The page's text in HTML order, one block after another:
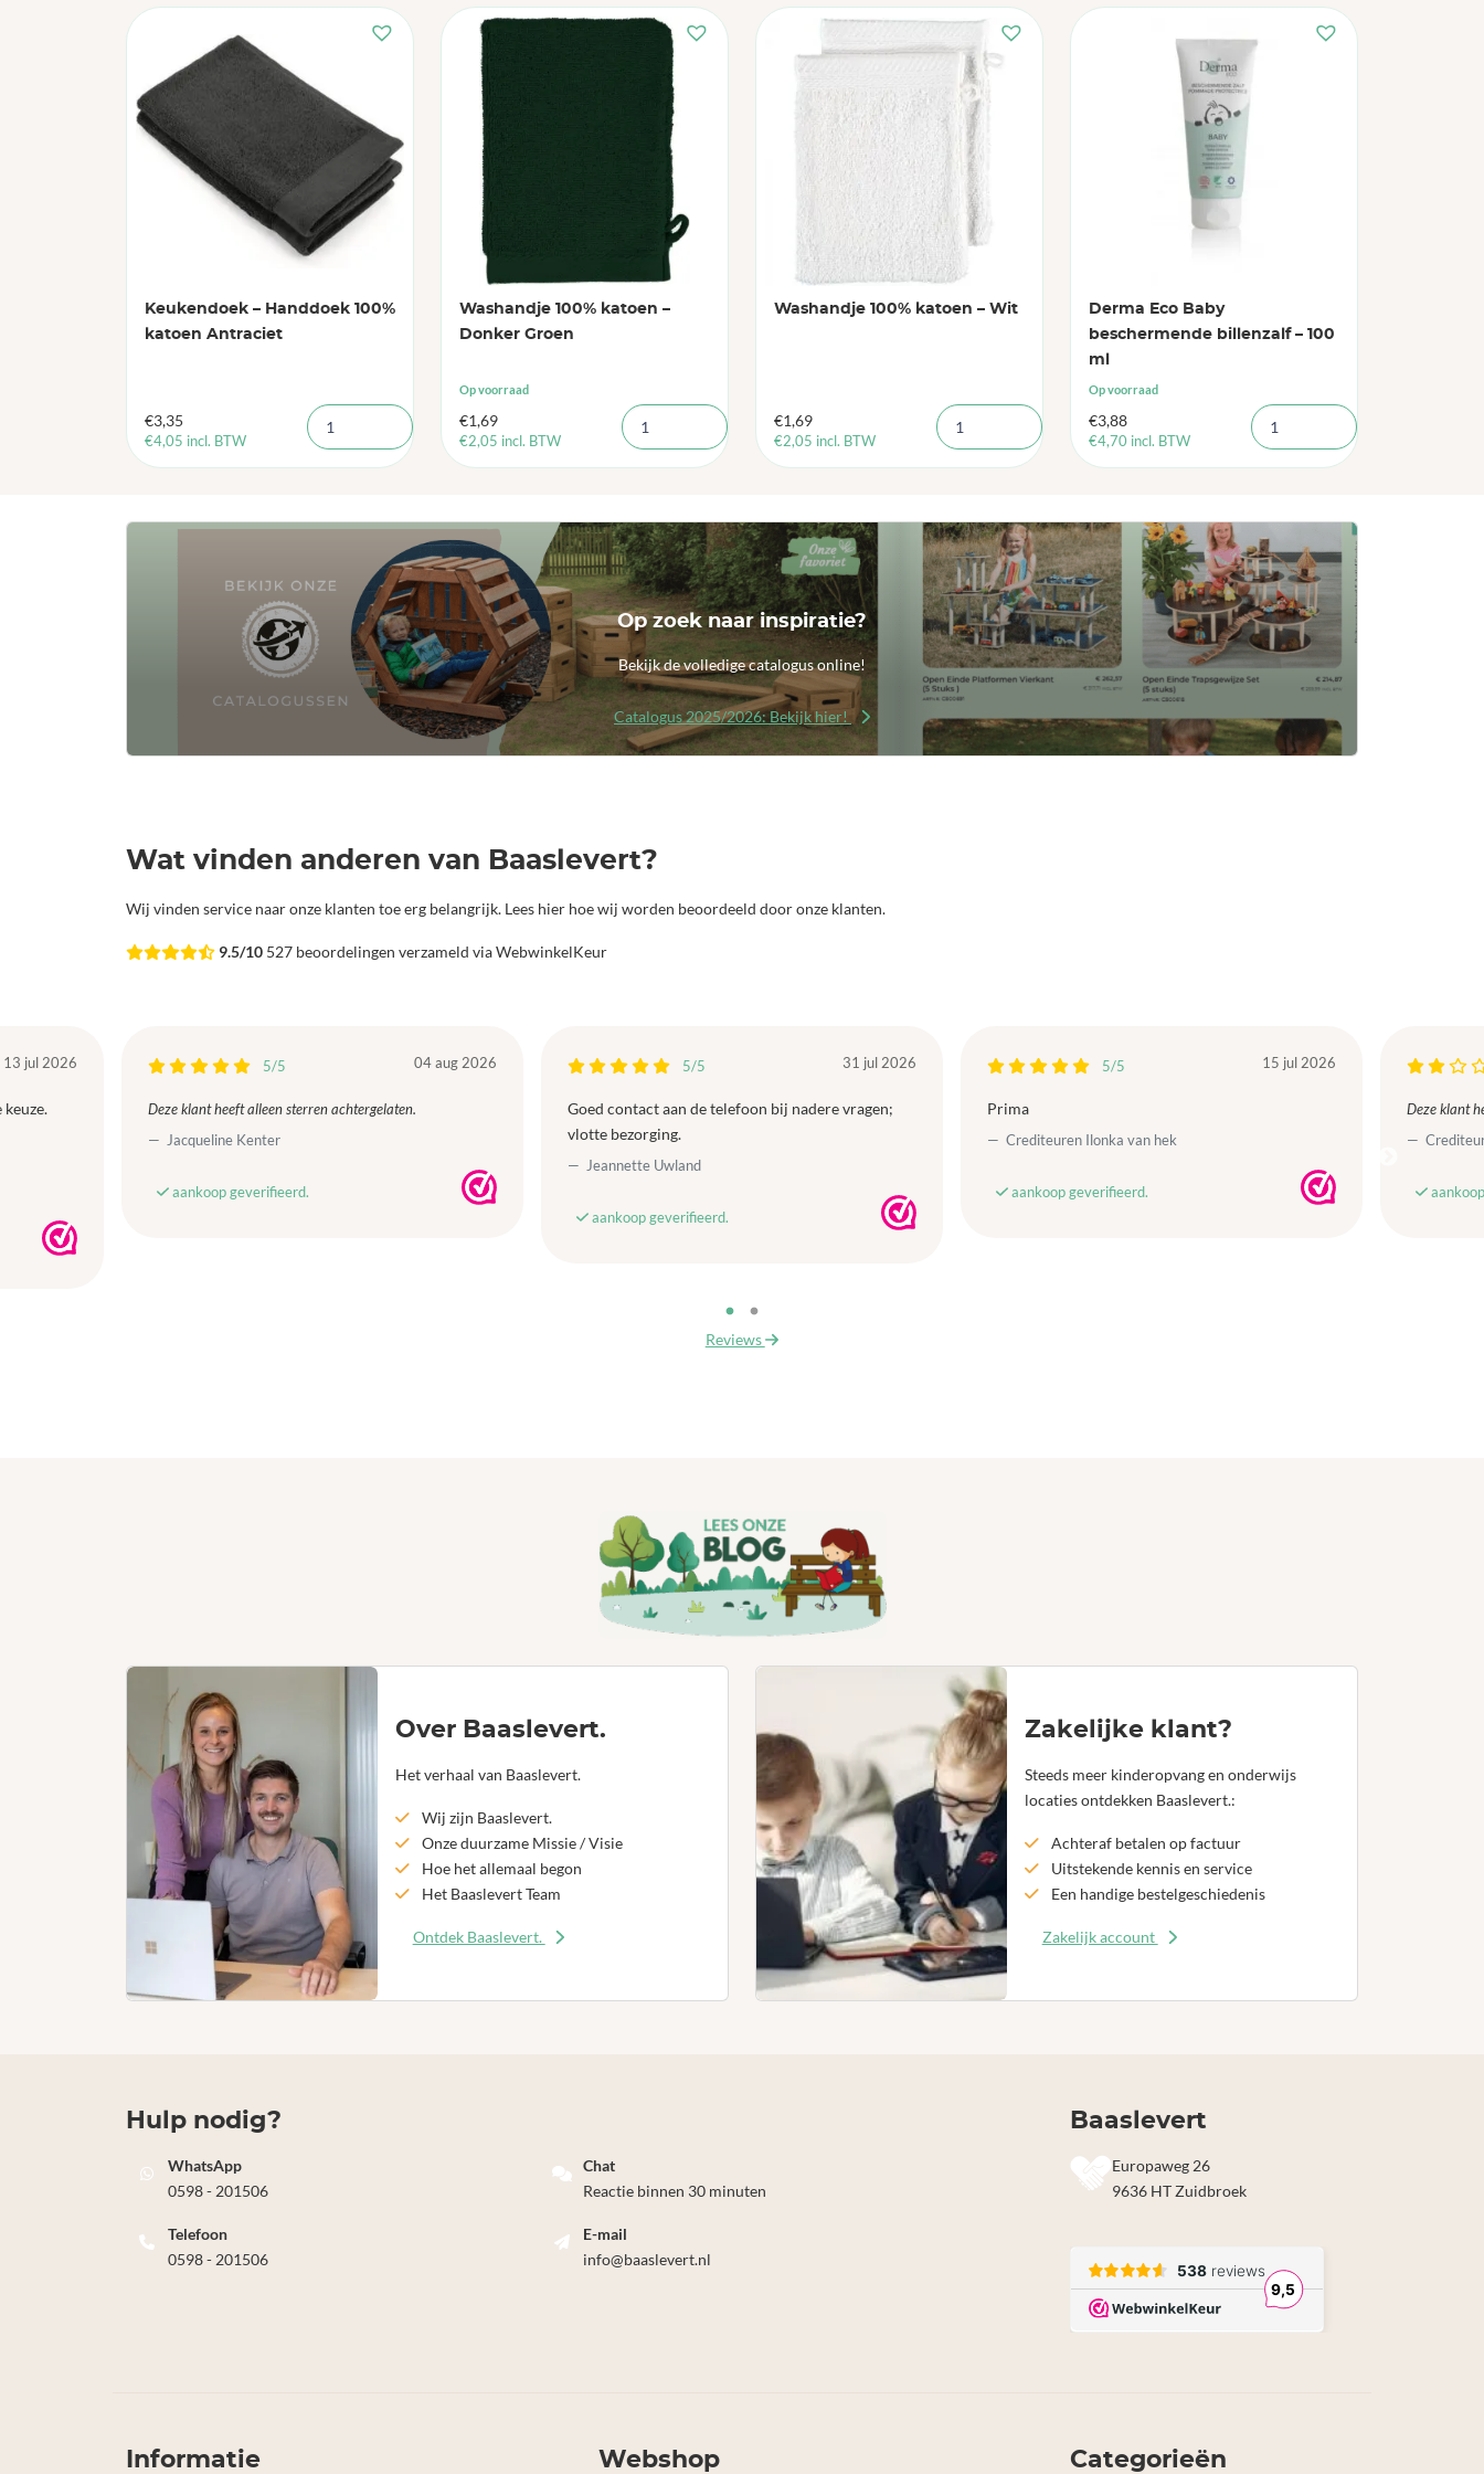
Keukendoek – Handdoek 100%
katoen Antraciet
€3,35
€4,05 incl. BTW
Washandje 100% katoen –
Donker Groen
Op voorraad
€1,69
€2,05 incl. BTW
Washandje 100% katoen – Wit
€1,69
€2,05 incl. BTW
Derma Eco Baby
beschermende billenzalf – 100
ml
Op voorraad
€3,88
€4,70 incl. BTW
Op zoek naar inspiratie?
Bekijk de volledige catalogus online!
Catalogus 2025/2026: Bekijk hier!
Wat vinden anderen van Baaslevert?
Wij vinden service naar onze klanten toe erg belangrijk. Lees hier hoe wij worden beoordeeld door onze klanten.
9.5/10527 beoordelingen verzameld via WebwinkelKeur
13 jul 2026 5/5 04 aug 2026
Deze klant heeft alleen sterren achtergelaten.
Jacqueline Kenter
aankoop geverifieerd.
5/5 31 jul 2026
Goed contact aan de telefoon bij nadere vragen;
vlotte bezorging.
Jeannette Uwland
aankoop geverifieerd.
5/5 15 jul 2026
Prima
Crediteuren Ilonka van hek
aankoop geverifieerd.
Deze klant
Reviews
Over Baaslevert.
Het verhaal van Baaslevert.
Wij zijn Baaslevert.
Onze duurzame Missie / Visie
Hoe het allemaal begon
Het Baaslevert Team
Ontdek Baaslevert.
Zakelijke klant?
Steeds meer kinderopvang en onderwijs
locaties ontdekken Baaslevert.:
Achteraf betalen op factuur
Uitstekende kennis en service
Een handige bestelgeschiedenis
Zakelijk account
Hulp nodig?
WhatsApp
0598 - 201506
Chat
Reactie binnen 30 minuten
Telefoon
0598 - 201506
E-mail
info@baaslevert.nl
Baaslevert
Europaweg 26
9636 HT Zuidbroek
Informatie Webshop Categorieën